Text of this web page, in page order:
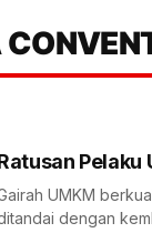
Pelaku
UMKM
dengan